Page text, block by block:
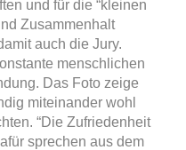
und für die “kleinen
Zusammenhalt
auch die Jury.
menschlichen
Das Foto zeige
miteinander wohl
“Die Zufriedenheit
sprechen aus dem